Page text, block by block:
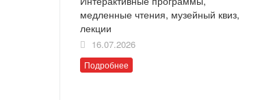
медленные чтения, музейный квиз,
лекции
16.07.2026
Подробнее